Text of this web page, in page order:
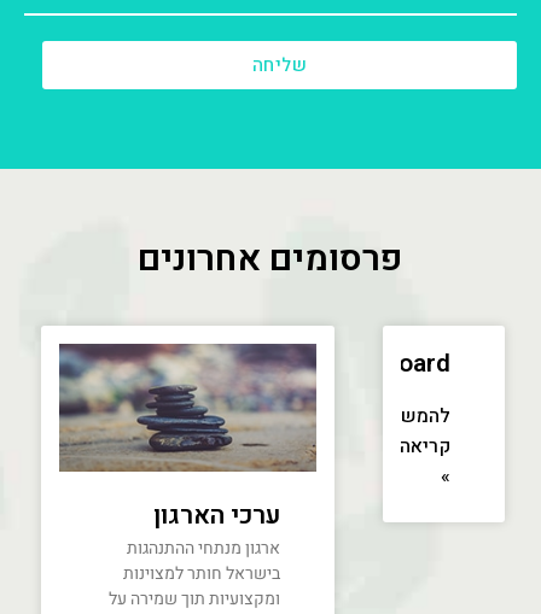
שליחה
פרסומים אחרונים
dashboard
להמשך
קריאה
»
ערכי הארגון
ארגון מנתחי ההתנהגות
בישראל חותר למצוינות
ומקצועיות תוך שמירה על